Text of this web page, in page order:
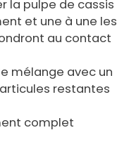
la pulpe de cassis
et une à une les
au contact
mélange avec un
restantes
complet